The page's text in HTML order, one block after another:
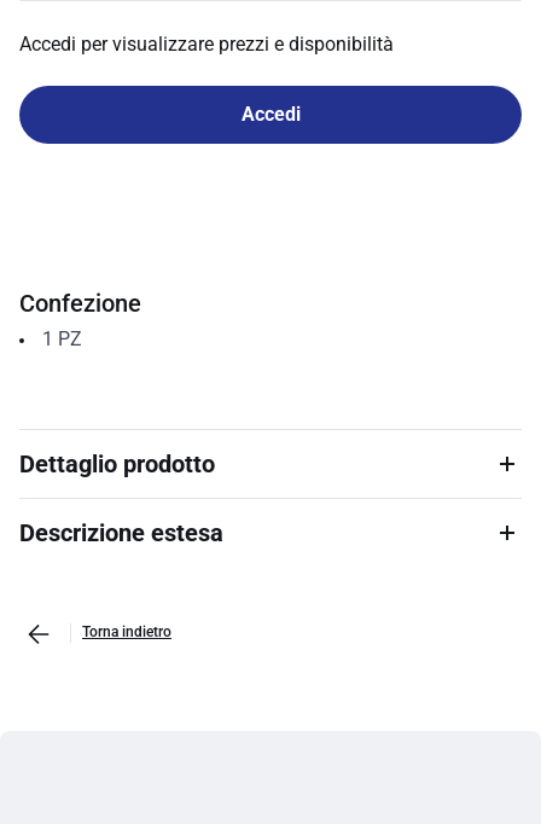
Accedi per visualizzare prezzi e disponibilità
Accedi
Confezione
1 PZ
Dettaglio prodotto
Descrizione estesa
Torna indietro